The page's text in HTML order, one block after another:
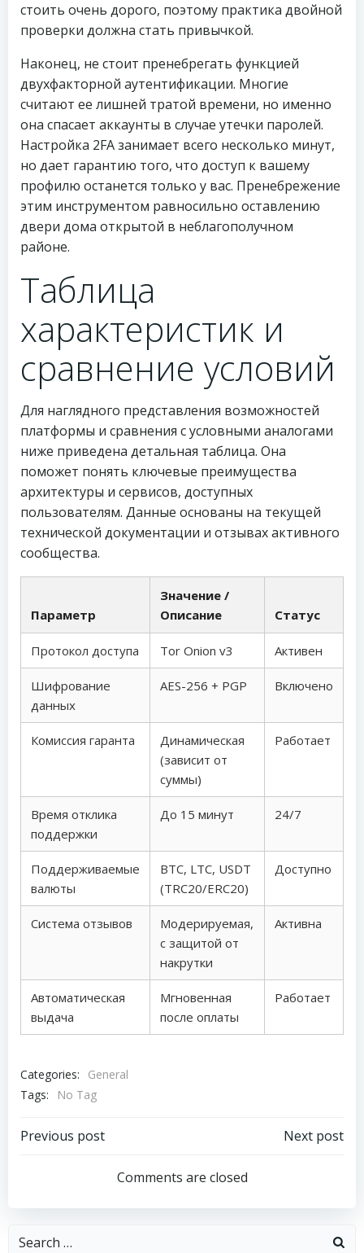
стоить очень дорого, поэтому практика двойной
проверки должна стать привычкой.
Наконец, не стоит пренебрегать функцией
двухфакторной аутентификации. Многие
считают ее лишней тратой времени, но именно
она спасает аккаунты в случае утечки паролей.
Настройка 2FA занимает всего несколько минут,
но дает гарантию того, что доступ к вашему
профилю останется только у вас. Пренебрежение
этим инструментом равносильно оставлению
двери дома открытой в неблагополучном
районе.
Таблица
характеристик и
сравнение условий
Для наглядного представления возможностей
платформы и сравнения с условными аналогами
ниже приведена детальная таблица. Она
поможет понять ключевые преимущества
архитектуры и сервисов, доступных
пользователям. Данные основаны на текущей
технической документации и отзывах активного
сообщества.
Параметр
Значение /
Описание
Статус
Протокол доступа Tor Onion v3 Активен
Шифрование
данных
AES-256 + PGP Включено
Комиссия гаранта
Динамическая
(зависит от
суммы)
Работает
Время отклика
поддержки
До 15 минут 24/7
Поддерживаемые
валюты
BTC, LTC, USDT
(TRC20/ERC20)
Доступно
Система отзывов
Модерируемая,
с защитой от
накрутки
Активна
Автоматическая
выдача
Мгновенная
после оплаты
Работает
Categories:
General
Tags:
No Tag
Post
navigation
Previous post
navigation
Next post
Comments are closed
Search